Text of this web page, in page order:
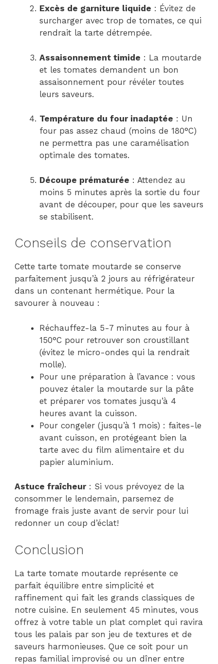
Excès de garniture liquide : Évitez de
surcharger avec trop de tomates, ce qui
rendrait la tarte détrempée.
Assaisonnement timide : La moutarde
et les tomates demandent un bon
assaisonnement pour révéler toutes
leurs saveurs.
Température du four inadaptée : Un
four pas assez chaud (moins de 180°C)
ne permettra pas une caramélisation
optimale des tomates.
Découpe prématurée : Attendez au
moins 5 minutes après la sortie du four
avant de découper, pour que les saveurs
se stabilisent.
Conseils de conservation
Cette tarte tomate moutarde se conserve
parfaitement jusqu’à 2 jours au réfrigérateur
dans un contenant hermétique. Pour la
savourer à nouveau :
Réchauffez-la 5-7 minutes au four à
150°C pour retrouver son croustillant
(évitez le micro-ondes qui la rendrait
molle).
Pour une préparation à l’avance : vous
pouvez étaler la moutarde sur la pâte
et préparer vos tomates jusqu’à 4
heures avant la cuisson.
Pour congeler (jusqu’à 1 mois) : faites-le
avant cuisson, en protégeant bien la
tarte avec du film alimentaire et du
papier aluminium.
Astuce fraîcheur: Si vous prévoyez de la
consommer le lendemain, parsemez de
fromage frais juste avant de servir pour lui
redonner un coup d’éclat!
Conclusion
La tarte tomate moutarde représente ce
parfait équilibre entre simplicité et
raffinement qui fait les grands classiques de
notre cuisine. En seulement 45 minutes, vous
offrez à votre table un plat complet qui ravira
tous les palais par son jeu de textures et de
saveurs harmonieuses. Que ce soit pour un
repas familial improvisé ou un dîner entre